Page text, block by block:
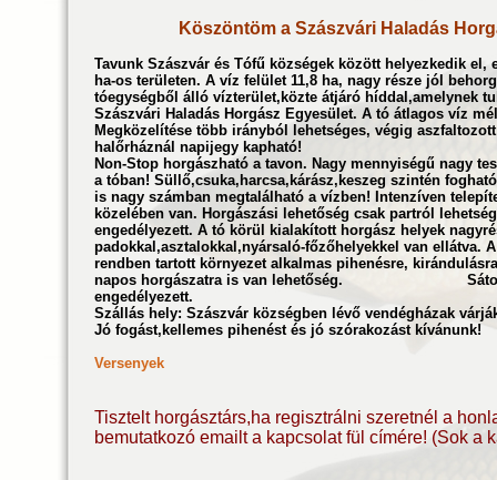
Köszöntöm a Szászvári Haladás
Tavunk Szászvár és Tófű községek között helyezkedik
ha-os területen. A víz felület 11,8 ha, nagy része jól
tóegységből álló vízterület,közte átjáró híddal,amelynek
Szászvári Haladás Horgász Egyesület. A tó átlagos víz
Megközelítése több irányból lehetséges,
halőrháznál napijegy kapható!
Non-Stop horgászható a tavon. Nagy mennyiségű nagy
a tóban! Süllő,csuka,harcsa,kárász,keszeg szintén
is nagy számban megtalálható a vízben! Intenzíven
közelében van. Horgászási lehetőség csak partról
engedélyezett. A tó körül kialakított horgász helyek
padokkal,asztalokkal,nyársaló-főzőhelyekkel van ellátva.
rendben tartott környezet alkalmas pihenésre,
napos horgászatra is van lehetőség. Sátor
engedélyezett.
Szállás hely: Szászvár községben lévő vendégházak
Jó fogást,kellemes pihenést és jó szórakozást kívánunk!
Versenyek
Tisztelt horgásztárs,ha regisztrálni szeretnél a
bemutatkozó emailt a kapcsolat fül címére! (Sok a